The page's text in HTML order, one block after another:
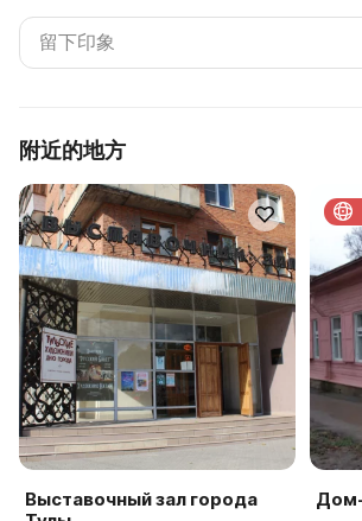
附近的地方
Выставочный зал города